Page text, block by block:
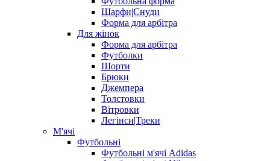
Шарфи|Снуди
Форма для арбітра
Для жінок
Форма для арбітра
Футболки
Шорти
Брюки
Джемпера
Толстовки
Вітровки
Легінси|Треки
М'ячі
Футбольні
Футбольні м'ячі Adidas